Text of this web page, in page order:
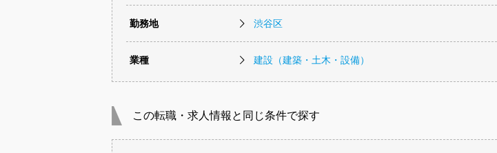
勤務地 渋谷区
業種 建設（建築・土木・設備）
この転職・求人情報と同じ条件で探す